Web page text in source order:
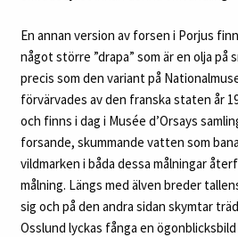
En annan version av forsen i Porjus
något större ”drapa” som är en olja på
precis som den variant på
förvärvades av den franska staten år
och finns i dag i Musée d’Orsays
forsande, skummande vatten som
vildmarken i båda dessa målningar
målning. Längs med älven breder
sig och på den andra sidan skymtar
Osslund lyckas fånga en